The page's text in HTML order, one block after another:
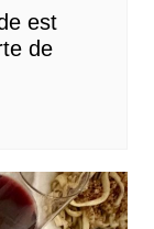
est
de